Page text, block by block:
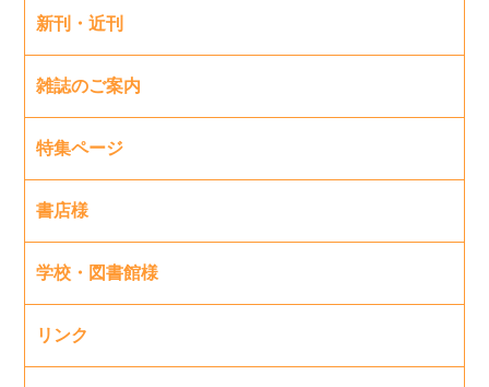
新刊・近刊
雑誌のご案内
特集ページ
書店様
学校・図書館様
リンク